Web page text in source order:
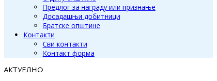
Предлог за награду или признање
Досадашњи добитници
Братске општине
Контакти
Сви контакти
Контакт форма
АКТУЕЛНО